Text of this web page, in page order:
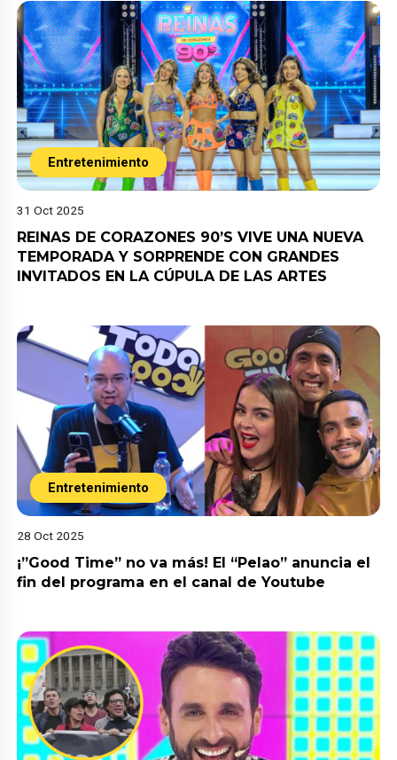
Entretenimiento
31 Oct 2025
REINAS DE CORAZONES 90’S VIVE UNA NUEVA
TEMPORADA Y SORPRENDE CON GRANDES
INVITADOS EN LA CÚPULA DE LAS ARTES
Entretenimiento
28 Oct 2025
¡”Good Time” no va más! El “Pelao” anuncia el
fin del programa en el canal de Youtube